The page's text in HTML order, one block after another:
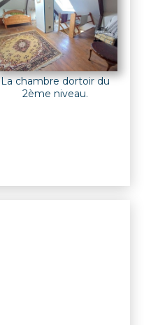
La chambre dortoir du
2ème niveau.